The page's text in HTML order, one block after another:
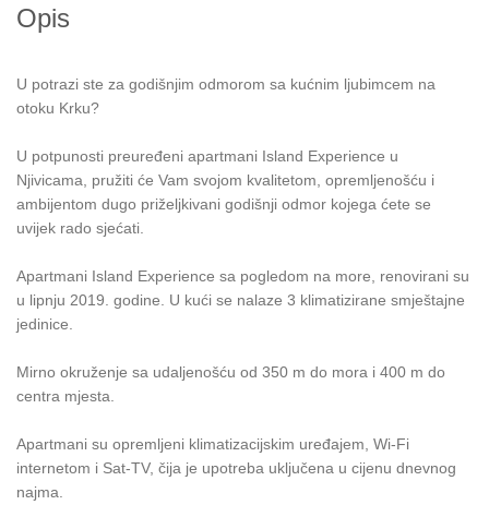
Opis
U potrazi ste za godišnjim odmorom sa kućnim ljubimcem na
otoku Krku?
U potpunosti preuređeni apartmani Island Experience u
Njivicama, pružiti će Vam svojom kvalitetom, opremljenošću i
ambijentom dugo priželjkivani godišnji odmor kojega ćete se
uvijek rado sjećati.
Apartmani Island Experience sa pogledom na more, renovirani su
u lipnju 2019. godine. U kući se nalaze 3 klimatizirane smještajne
jedinice.
Mirno okruženje sa udaljenošću od 350 m do mora i 400 m do
centra mjesta.
Apartmani su opremljeni klimatizacijskim uređajem, Wi-Fi
internetom i Sat-TV, čija je upotreba uključena u cijenu dnevnog
najma.